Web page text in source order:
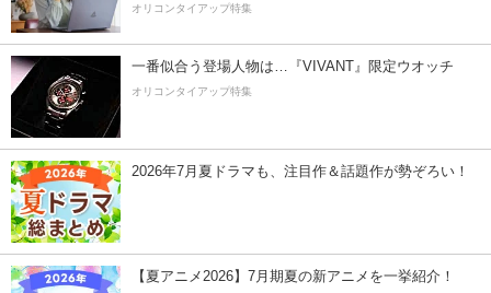
オリコンタイアップ特集
一番似合う登場人物は…『VIVANT』限定ウオッチ
オリコンタイアップ特集
2026年7月夏ドラマも、注目作＆話題作が勢ぞろい！
【夏アニメ2026】7月期夏の新アニメを一挙紹介！